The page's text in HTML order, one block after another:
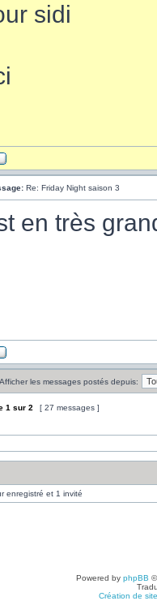
sidi
Re: Friday Night saison 3
en très
Afficher les messages postés depuis:
1 sur 2 [ 27 messages ]
enregistré et 1 invité
Powered by phpBB
Création de